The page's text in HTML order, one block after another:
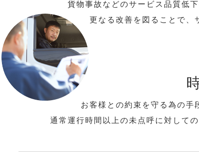
貨物事故などのサービス品質低
更なる改善を図ることで、
お客様との約束を守る為の手
通常運行時間以上の未点呼に対して